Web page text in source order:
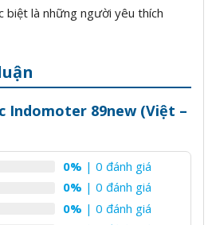
là những người yêu thích
Indomoter 89new (Việt –
0% | 0 đánh giá
0% | 0 đánh giá
0% | 0 đánh giá